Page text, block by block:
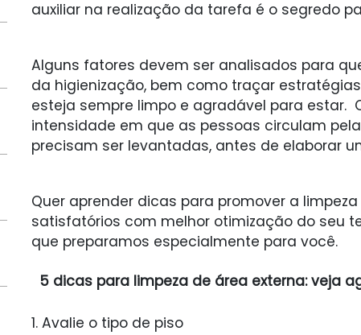
auxiliar na realização da tarefa é o segredo
Alguns fatores devem ser analisados para
da higienização, bem como traçar
esteja sempre limpo e agradável para estar.
intensidade em que as pessoas circulam
precisam ser levantadas, antes de elaborar
Quer aprender dicas para promover a
satisfatórios com melhor otimização do seu
que preparamos especialmente para você.
5 dicas para limpeza de área externa: veja
1. Avalie o tipo de piso